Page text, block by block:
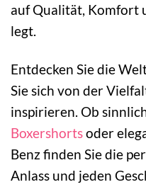
auf Qualität, Komfort
legt.
Entdecken Sie die
Sie sich von der
inspirieren. Ob
Boxershortsoder
Benz finden Sie die
Anlass und jeden